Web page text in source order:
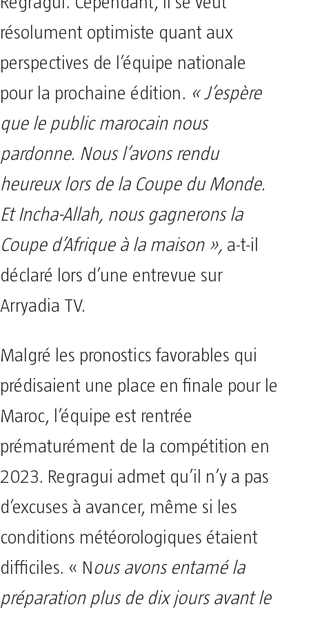
résolument optimiste quant aux
perspectives de l’équipe nationale
pour la prochaine édition. « J’espère
que le public marocain nous
pardonne. Nous l’avons rendu
heureux lors de la Coupe du Monde.
Et Incha-Allah, nous gagnerons la
Coupe d’Afrique à la maison », a-t-il
déclaré lors d’une entrevue sur
Arryadia TV.
Malgré les pronostics favorables qui
prédisaient une place en finale pour le
Maroc, l’équipe est rentrée
prématurément de la compétition en
2023. Regragui admet qu’il n’y a pas
d’excuses à avancer, même si les
conditions météorologiques étaient
difficiles. « Nous avons entamé la
préparation plus de dix jours avant le